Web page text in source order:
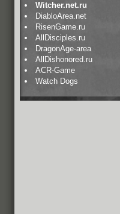
Witcher.net.ru
DiabloArea.net
RisenGame.ru
AllDisciples.ru
DragonAge-area
AllDishonored.ru
ACR-Game
Watch Dogs